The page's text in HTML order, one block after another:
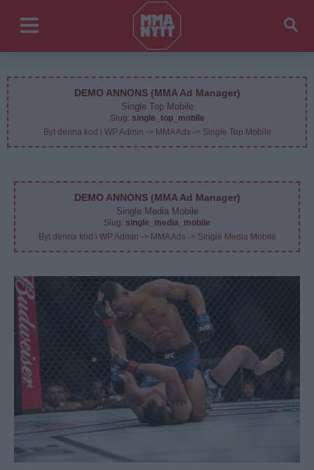
DEMO ANNONS (MMA Ad Manager)
Single Top Mobile
Slug: single_top_mobile
Byt denna kod i WP Admin -> MMA Ads -> Single Top Mobile
DEMO ANNONS (MMA Ad Manager)
Single Media Mobile
Slug: single_media_mobile
Byt denna kod i WP Admin -> MMA Ads -> Single Media Mobile